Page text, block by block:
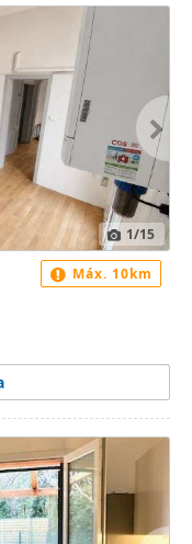
1/15
Máx. 10km